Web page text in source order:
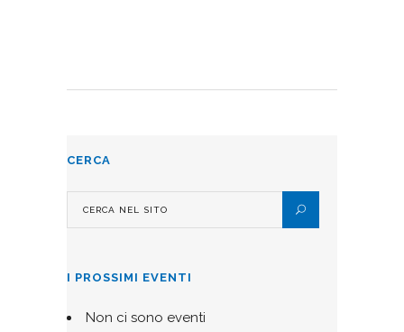
CERCA
I PROSSIMI EVENTI
Non ci sono eventi